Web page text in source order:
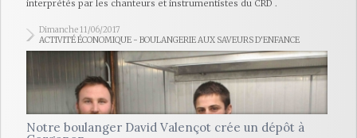
interprétés par les chanteurs et instrumentistes du CRD .
Dimanche 11/06/2017
ACTIVITÉ ÉCONOMIQUE - BOULANGERIE AUX SAVEURS D'ENFANCE
Notre boulanger David Valençot crée un dépôt à